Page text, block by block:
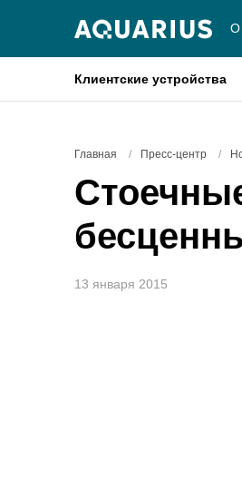
О
Клиентские устройства
Главная / Пресс-центр /
13 января 2015